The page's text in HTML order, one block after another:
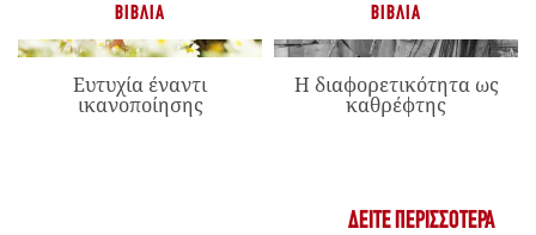
ΒΙΒΛΊΑ
Ευτυχία έναντι
ικανοποίησης
ΒΙΒΛΊΑ
Η διαφορετικότητα ως
καθρέφτης
ΔΕΊΤΕ ΠΕΡΙΣΣΌΤΕΡΑ